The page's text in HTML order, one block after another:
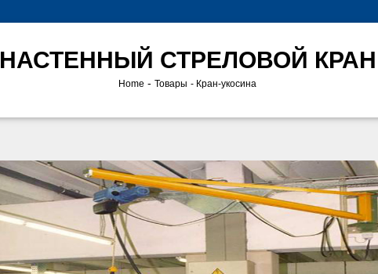
НАСТЕННЫЙ СТРЕЛОВОЙ КРАН
Home - Товары Кран-укосина